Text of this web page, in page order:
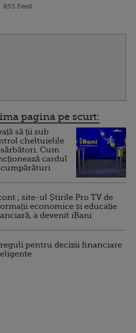
RSS Feed
pagina pe scurt:
să ții sub
cheltuielile
Cum
cardul
cumpărături
, site-ul Știrile Pro TV de
economice și educație
a devenit iBani
reguli pentru decizii financiare